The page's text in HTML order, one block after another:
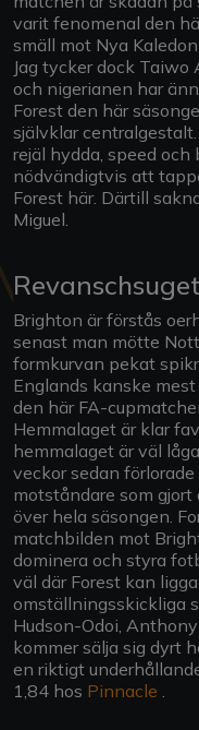
varit fenomenal den
smäll mot Nya
Jag tycker dock
och nigerianen har
Forest den här
självklar
rejäl hydda, speed
nödvändigtvis att
Forest här. Därtill
Miguel.
Brighton är förstås
senast man mötte
formkurvan pekat
Englands kanske
den här FA-
Hemmalaget är klar
hemmalaget är väl
veckor sedan
motståndare som
över hela säsongen.
matchbilden mot
dominera och styra
väl där Forest kan
omställningsskickliga
Hudson-Odoi,
kommer sälja sig dyrt
en riktigt
1,84 hos Pinnacle